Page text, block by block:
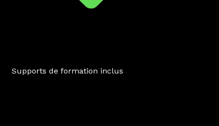
Supports de formation inclus